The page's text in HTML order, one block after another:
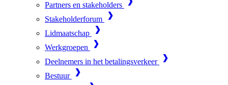
Partners en stakeholders
Stakeholderforum
Lidmaatschap
Werkgroepen
Deelnemers in het betalingsverkeer
Bestuur